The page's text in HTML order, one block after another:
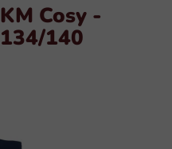
Cosy -
140